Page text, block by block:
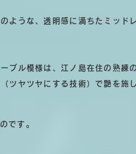
ような、透明感に満ちたミッド
ブル模様は、江ノ島在住の熟練
ツヤツヤにする技術）で艶を施
です。